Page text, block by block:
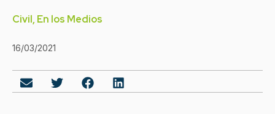
Civil, En los Medios
16/03/2021